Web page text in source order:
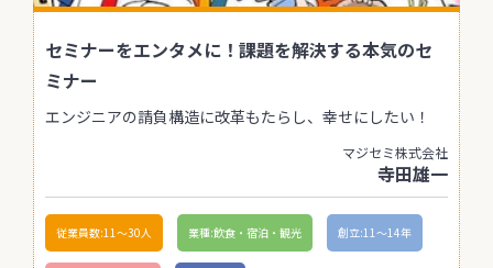
セミナーをエンタメに！課題を解決する本気のセ
ミナー
エンジニアの請負構造に改革もたらし、幸せにしたい！
マジセミ株式会社
寺田雄一
従業員数:11〜30人 業種:飲食・宿泊・観光 創立:11〜14年